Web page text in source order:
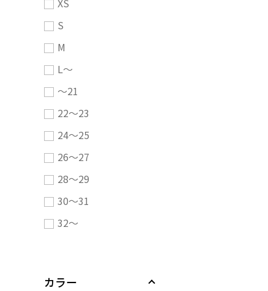
XS
S
M
L～
～21
22～23
24～25
26～27
28～29
30～31
32～
カラー